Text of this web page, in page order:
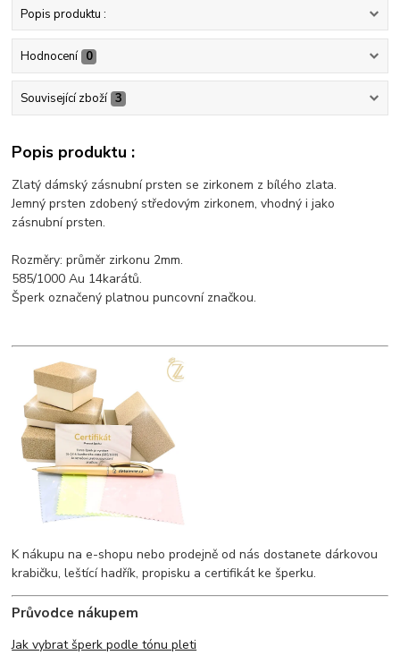
Popis produktu :
Hodnocení 0
Související zboží 3
Popis produktu :
Zlatý dámský zásnubní prsten se zirkonem z bílého zlata.
Jemný prsten zdobený středovým zirkonem, vhodný i jako
zásnubní prsten.
Rozměry: průměr zirkonu 2mm.
585/1000 Au 14karátů.
Šperk označený platnou puncovní značkou.
K nákupu na e-shopu nebo prodejně od nás dostanete dárkovou
krabičku, leštící hadřík, propisku a certifikát ke šperku.
Průvodce nákupem
Jak vybrat šperk podle tónu pleti